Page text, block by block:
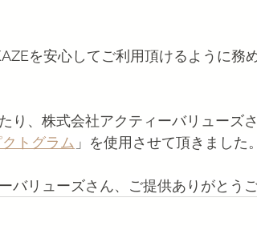
を安心してご利用頂けるように務
り、株式会社アクティーバリューズ
トグラム 」を使用させて頂きました。
バリューズさん、 ご提供ありがとう